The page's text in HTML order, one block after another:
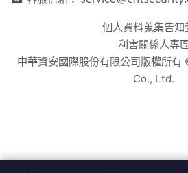
個人資料蒐集告知
利害關係人專
中華資安國際股份有限公司版權所有
Co., Ltd.